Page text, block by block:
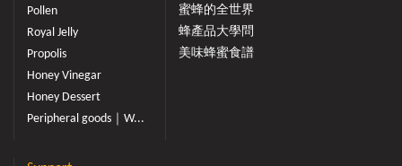
Pollen
Royal Jelly
Propolis
Honey Vinegar
Honey Dessert
Peripheral goods｜W...
蜜蜂的全世界
蜂產品大學問
美味蜂蜜食譜